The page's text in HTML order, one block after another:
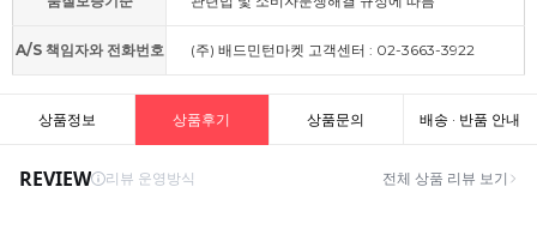
A/S 책임자와 전화번호 (주) 배드민턴마켓 고객센터 : 02-3663-3922
상품정보 상품후기 상품문의 배송 · 반품 안내